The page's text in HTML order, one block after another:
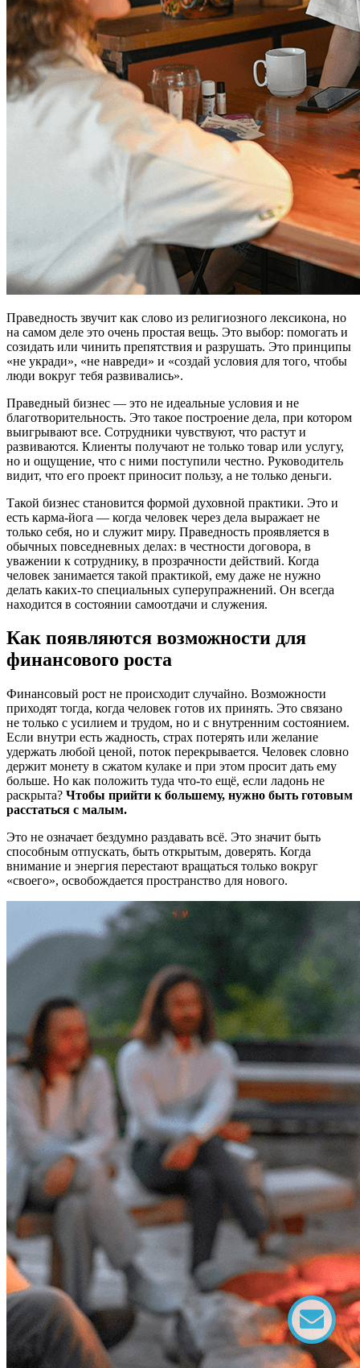
Праведность звучит как слово из религиозного лексикона, но
на самом деле это очень простая вещь. Это выбор: помогать и
созидать или чинить препятствия и разрушать. Это принципы
«не укради», «не навреди» и «создай условия для того, чтобы
люди вокруг тебя развивались».
Праведный бизнес — это не идеальные условия и не
благотворительность. Это такое построение дела, при котором
выигрывают все. Сотрудники чувствуют, что растут и
развиваются. Клиенты получают не только товар или услугу,
но и ощущение, что с ними поступили честно. Руководитель
видит, что его проект приносит пользу, а не только деньги.
Такой бизнес становится формой духовной практики. Это и
есть карма-йога — когда человек через дела выражает не
только себя, но и служит миру. Праведность проявляется в
обычных повседневных делах: в честности договора, в
уважении к сотруднику, в прозрачности действий. Когда
человек занимается такой практикой, ему даже не нужно
делать каких-то специальных суперупражнений. Он всегда
находится в состоянии самоотдачи и служения.
Как появляются возможности для
финансового роста
Финансовый рост не происходит случайно. Возможности
приходят тогда, когда человек готов их принять. Это связано
не только с усилием и трудом, но и с внутренним состоянием.
Если внутри есть жадность, страх потерять или желание
удержать любой ценой, поток перекрывается. Человек словно
держит монету в сжатом кулаке и при этом просит дать ему
больше. Но как положить туда что-то ещё, если ладонь не
раскрыта? Чтобы прийти к большему, нужно быть готовым
расстаться с малым.
Это не означает бездумно раздавать всё. Это значит быть
способным отпускать, быть открытым, доверять. Когда
внимание и энергия перестают вращаться только вокруг
«своего», освобождается пространство для нового.